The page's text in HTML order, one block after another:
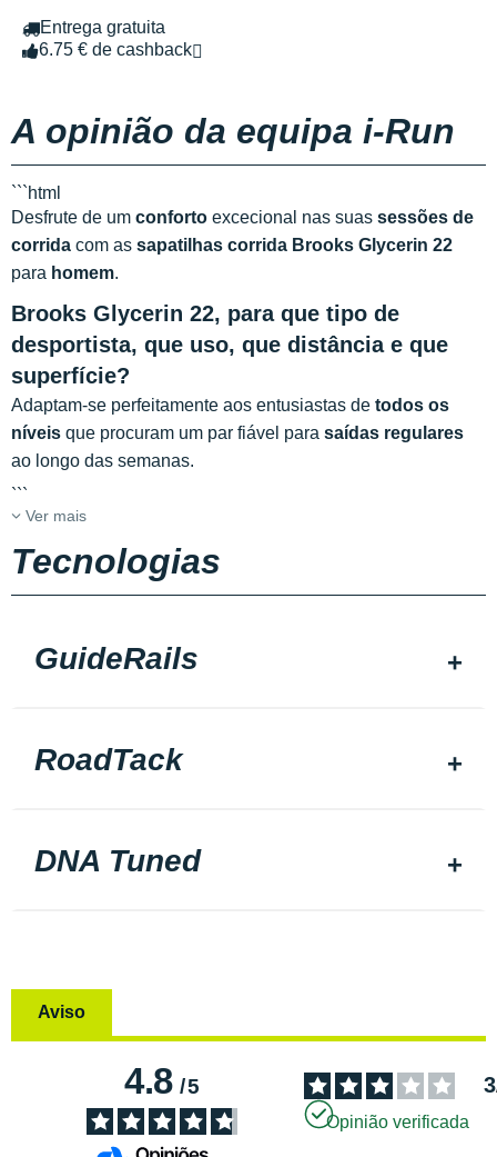
Entrega gratuita
6.75 € de cashback
A opinião da equipa i-Run
```html
Desfrute de um conforto excecional nas suas sessões de
corrida com as sapatilhas corrida Brooks Glycerin 22
para homem.
Brooks Glycerin 22, para que tipo de
desportista, que uso, que distância e que
superfície?
Adaptam-se perfeitamente aos entusiastas de todos os
níveis que procuram um par fiável para saídas regulares
ao longo das semanas.
```
Ver mais
Tecnologias
GuideRails
RoadTack
DNA Tuned
Aviso
4.8/5 3
Opinião verificada